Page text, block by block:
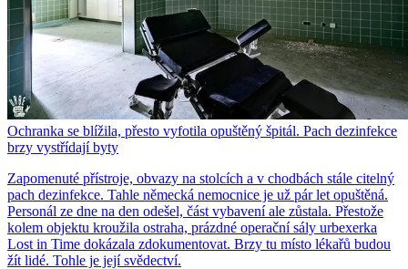
Ochranka se blížila, přesto vyfotila opuštěný špitál. Pach dezinfekce
brzy vystřídají byty
Zapomenuté přístroje, obvazy na stolcích a v chodbách stále citelný
pach dezinfekce. Tahle německá nemocnice je už pár let opuštěná.
Personál ze dne na den odešel, část vybavení ale zůstala. Přestože
kolem objektu kroužila ostraha, prázdné operační sály urbexerka
Lost in Time dokázala zdokumentovat. Brzy tu místo lékařů budou
žít lidé. Tohle je její svědectví.